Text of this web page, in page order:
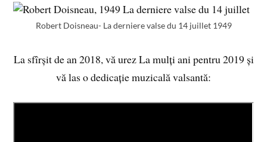
Robert Doisneau- La derniere valse du 14 juillet 1949
La sfîrșit de an 2018, vă urez La mulți ani pentru 2019 și
vă las o dedicație muzicală valsantă: